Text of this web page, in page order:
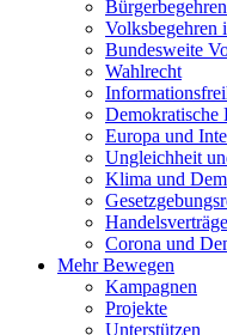
Volksbegehren
Bundesweite
Wahlrecht
Demokratische
Europa und
Ungleichheit
Klima und
Handelsverträge
Corona und
Mehr Bewegen
Kampagnen
Projekte
Unterstützen